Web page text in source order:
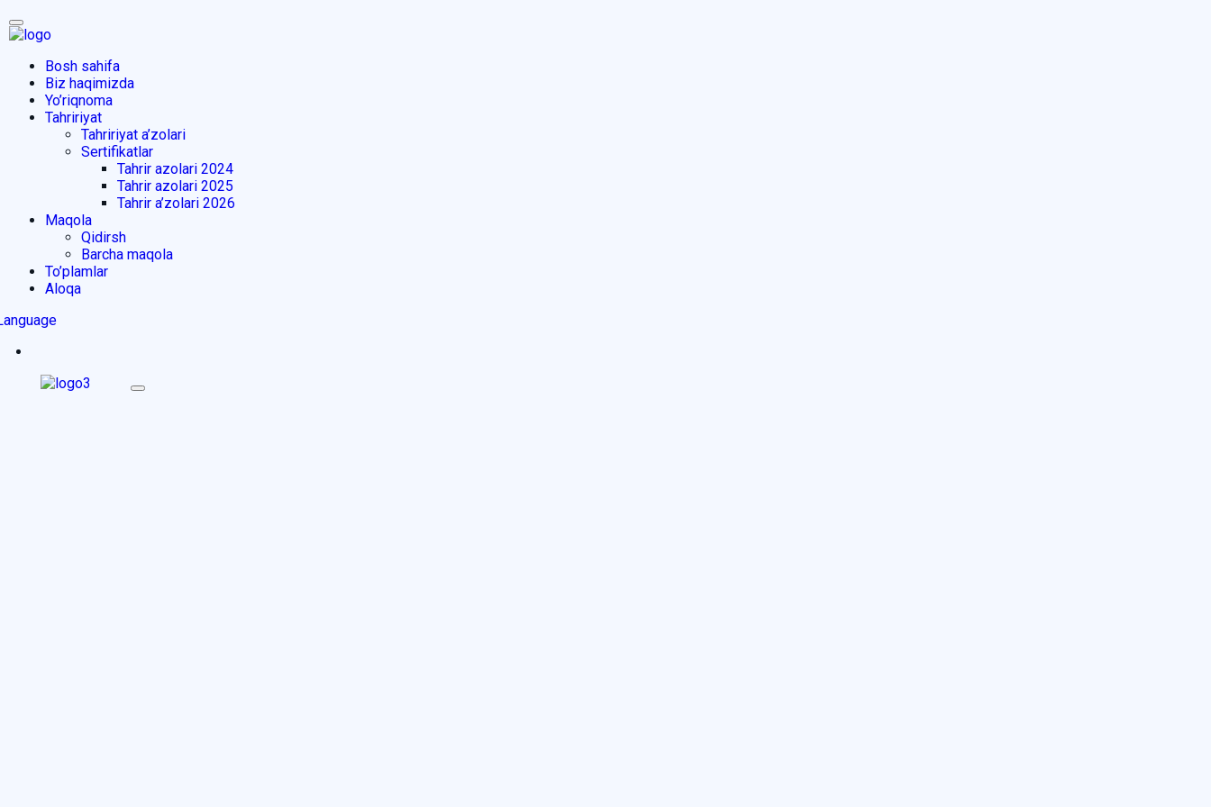
Bosh sahifa
Biz haqimizda
Yo’riqnoma
Tahririyat
Tahririyat a’zolari
Sertifikatlar
Tahrir azolari 2024
Tahrir azolari 2025
Tahrir a’zolari 2026
Maqola
Qidirsh
Barcha maqola
To’plamlar
Aloqa